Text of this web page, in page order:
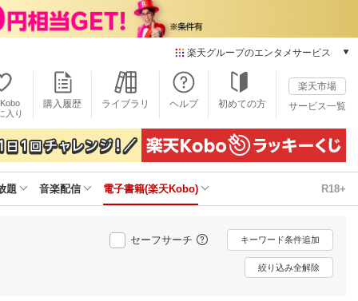
楽天グループのエンタメサービス
本/ゲーム/CD/DVD
楽天ブックス
電子書籍
楽天Kobo
雑誌読み放題
楽天ミュージック
動画配信
楽天TV
動画配信ガイド
入り
購入履歴 ライブラリ ヘルプ 初めての方
楽天市場
サービス一覧
題 音楽配信 電子書籍(楽天Kobo) R18+
セーフサーチ キーワード条件追加
絞り込み全解除